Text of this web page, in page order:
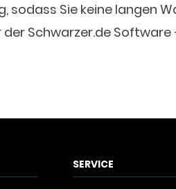
sodass Sie keine langen
Schwarzer.de
SERVICE